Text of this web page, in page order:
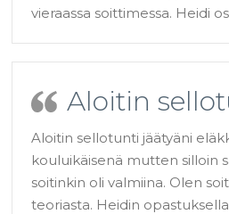
vieraassa soittimessa. Heidi
Aloitin
Aloitin sellotunti jäätyäni
kouluikäisenä mutten silloin
soitinkin oli valmiina. Olen
teoriasta. Heidin